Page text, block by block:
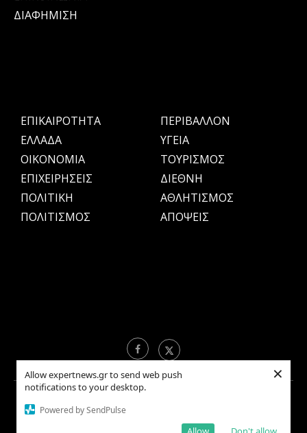
Allow expertnews.gr to send web push
notifications to your desktop.
Powered by SendPulse
×
ΔΙΑΦΗΜΙΣΗ
ΕΠΙΚΑΙΡΟΤΗΤΑ
ΕΛΛΑΔΑ
OIKONOMIA
ΕΠΙΧΕΙΡΗΣΕΙΣ
ΠΟΛΙΤΙΚΗ
ΠΟΛΙΤΙΣΜΟΣ
ΠΕΡΙΒΑΛΛΟΝ
ΥΓΕΙΑ
ΤΟΥΡΙΣΜΟΣ
ΔΙΕΘΝΗ
ΑΘΛΗΤΙΣΜΟΣ
ΑΠΟΨΕΙΣ